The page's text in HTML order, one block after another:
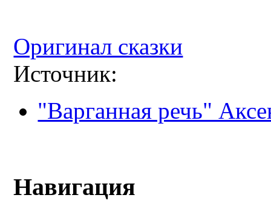
Оригинал сказки
Источник:
"Варганная речь"
Навигация